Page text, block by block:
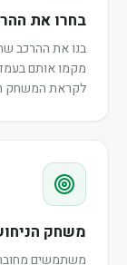
בחרו את
בנו את ההרכב
מקמו אותם
לקראת המשחק
משחק
משתמשים